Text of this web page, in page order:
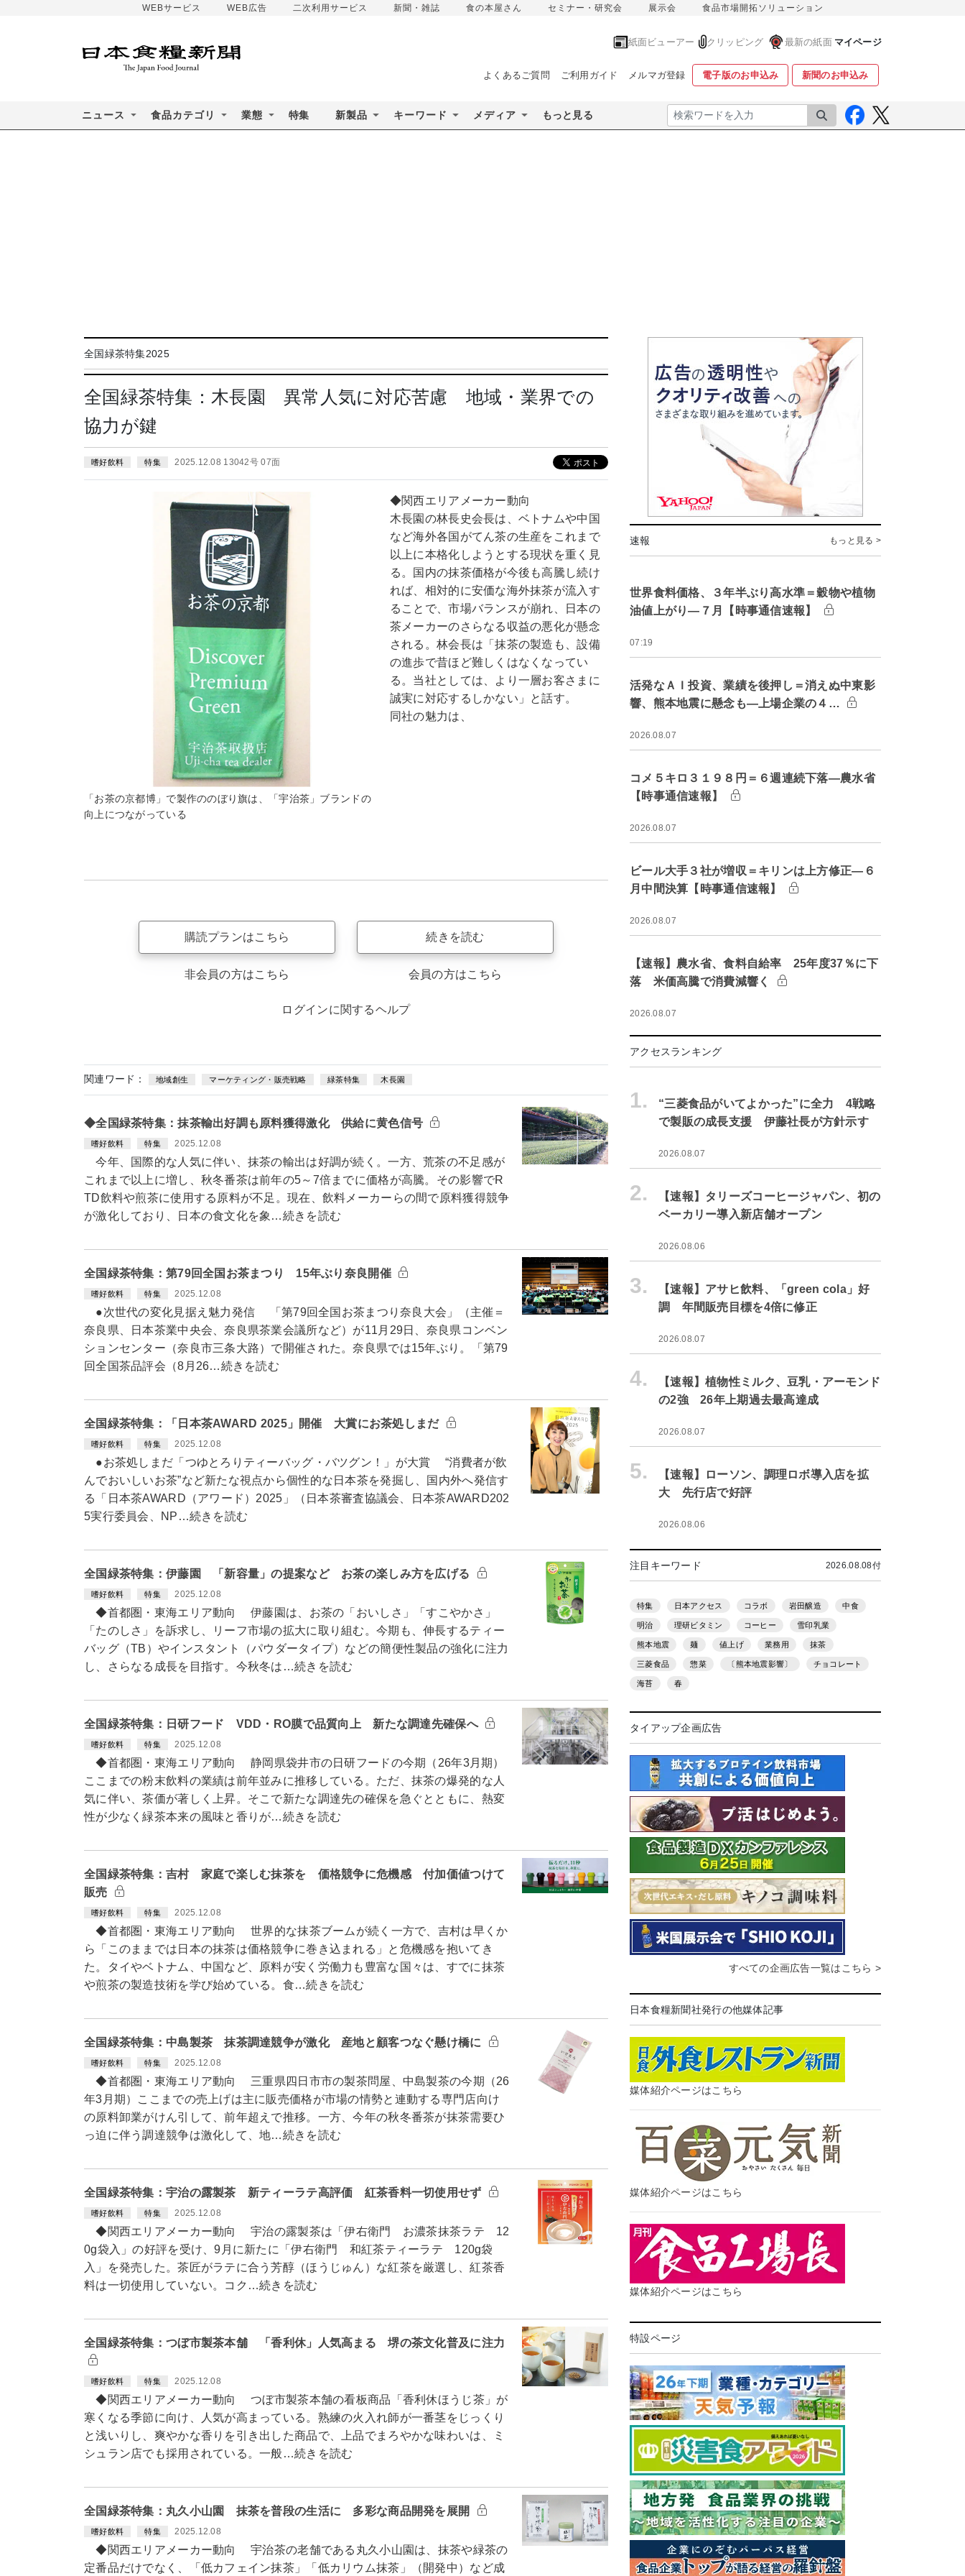
WEBサービス WEB広告 二次利用サービス 新聞・雑誌 食の本屋さん セミナー・研究会 展示会 食品市場開拓ソリューション
紙面ビューアー クリッピング 最新の紙面 マイページ
よくあるご質問 ご利用ガイド メルマガ登録 電子版のお申込み 新聞のお申込み
ニュース 食品カテゴリ 業態 特集 新製品 キーワード メディア もっと見る 検索
全国緑茶特集2025
全国緑茶特集：木長園 異常人気に対応苦慮 地域・業界での
協力が鍵
嗜好飲料 特集 2025.12.08 13042号 07面
「お茶の京都博」で製作ののぼり旗は、「宇治茶」ブランドの
向上につながっている
◆関西エリアメーカー動向
木長園の林長史会長は、ベトナムや中国
など海外各国がてん茶の生産をこれまで
以上に本格化しようとする現状を重く見
る。国内の抹茶価格が今後も高騰し続け
れば、相対的に安価な海外抹茶が流入す
ることで、市場バランスが崩れ、日本の
茶メーカーのさらなる収益の悪化が懸念
される。林会長は「抹茶の製造も、設備
の進歩で昔ほど難しくはなくなってい
る。当社としては、より一層お客さまに
誠実に対応するしかない」と話す。
同社の魅力は、
購読プランはこちら
非会員の方はこちら
続きを読む
会員の方はこちら
ログインに関するヘルプ
関連ワード： 地域創生 マーケティング・販売戦略 緑茶特集 木長園
◆全国緑茶特集：抹茶輸出好調も原料獲得激化 供給に黄色信号
嗜好飲料 特集 2025.12.08
今年、国際的な人気に伴い、抹茶の輸出は好調が続く。一方、荒茶の不足感が
これまで以上に増し、秋冬番茶は前年の5～7倍までに価格が高騰。その影響でR
TD飲料や煎茶に使用する原料が不足。現在、飲料メーカーらの間で原料獲得競争
が激化しており、日本の食文化を象…続きを読む
全国緑茶特集：第79回全国お茶まつり 15年ぶり奈良開催
嗜好飲料 特集 2025.12.08
●次世代の変化見据え魅力発信 「第79回全国お茶まつり奈良大会」（主催＝
奈良県、日本茶業中央会、奈良県茶業会議所など）が11月29日、奈良県コンベン
ションセンター（奈良市三条大路）で開催された。奈良県では15年ぶり。「第79
回全国茶品評会（8月26…続きを読む
全国緑茶特集：「日本茶AWARD 2025」開催 大賞にお茶処しまだ
嗜好飲料 特集 2025.12.08
●お茶処しまだ「つゆとろりティーバッグ・バツグン！」が大賞 “消費者が飲
んでおいしいお茶”など新たな視点から個性的な日本茶を発掘し、国内外へ発信す
る「日本茶AWARD（アワード）2025」（日本茶審査協議会、日本茶AWARD202
5実行委員会、NP…続きを読む
全国緑茶特集：伊藤園 「新容量」の提案など お茶の楽しみ方を広げる
嗜好飲料 特集 2025.12.08
◆首都圏・東海エリア動向 伊藤園は、お茶の「おいしさ」「すこやかさ」
「たのしさ」を訴求し、リーフ市場の拡大に取り組む。今期も、伸長するティー
バッグ（TB）やインスタント（パウダータイプ）などの簡便性製品の強化に注力
し、さらなる成長を目指す。今秋冬は…続きを読む
全国緑茶特集：日研フード VDD・RO膜で品質向上 新たな調達先確保へ
嗜好飲料 特集 2025.12.08
◆首都圏・東海エリア動向 静岡県袋井市の日研フードの今期（26年3月期）
ここまでの粉末飲料の業績は前年並みに推移している。ただ、抹茶の爆発的な人
気に伴い、茶価が著しく上昇。そこで新たな調達先の確保を急ぐとともに、熱変
性が少なく緑茶本来の風味と香りが…続きを読む
全国緑茶特集：吉村 家庭で楽しむ抹茶を 価格競争に危機感 付加価値つけて
販売
嗜好飲料 特集 2025.12.08
◆首都圏・東海エリア動向 世界的な抹茶ブームが続く一方で、吉村は早くか
ら「このままでは日本の抹茶は価格競争に巻き込まれる」と危機感を抱いてき
た。タイやベトナム、中国など、原料が安く労働力も豊富な国々は、すでに抹茶
や煎茶の製造技術を学び始めている。食…続きを読む
全国緑茶特集：中島製茶 抹茶調達競争が激化 産地と顧客つなぐ懸け橋に
嗜好飲料 特集 2025.12.08
◆首都圏・東海エリア動向 三重県四日市市の製茶問屋、中島製茶の今期（26
年3月期）ここまでの売上げは主に販売価格が市場の情勢と連動する専門店向け
の原料卸業がけん引して、前年超えで推移。一方、今年の秋冬番茶が抹茶需要ひ
っ迫に伴う調達競争は激化して、地…続きを読む
全国緑茶特集：宇治の露製茶 新ティーラテ高評価 紅茶香料一切使用せず
嗜好飲料 特集 2025.12.08
◆関西エリアメーカー動向 宇治の露製茶は「伊右衛門 お濃茶抹茶ラテ 12
0g袋入」の好評を受け、9月に新たに「伊右衛門 和紅茶ティーラテ 120g袋
入」を発売した。茶匠がラテに合う芳醇（ほうじゅん）な紅茶を厳選し、紅茶香
料は一切使用していない。コク…続きを読む
全国緑茶特集：つぼ市製茶本舗 「香利休」人気高まる 堺の茶文化普及に注力
嗜好飲料 特集 2025.12.08
◆関西エリアメーカー動向 つぼ市製茶本舗の看板商品「香利休ほうじ茶」が
寒くなる季節に向け、人気が高まっている。熟練の火入れ師が一番茎をじっくり
と浅いりし、爽やかな香りを引き出した商品で、上品でまろやかな味わいは、ミ
シュラン店でも採用されている。一般…続きを読む
全国緑茶特集：丸久小山園 抹茶を普段の生活に 多彩な商品開発を展開
嗜好飲料 特集 2025.12.08
◆関西エリアメーカー動向 宇治茶の老舗である丸久小山園は、抹茶や緑茶の
定番品だけでなく、「低カフェイン抹茶」「低カリウム抹茶」（開発中）など成
速報 もっと見る >
世界食料価格、３年半ぶり高水準＝穀物や植物
油値上がり―７月【時事通信速報】
07:19
活発なＡＩ投資、業績を後押し＝消えぬ中東影
響、熊本地震に懸念も―上場企業の４…
2026.08.07
コメ５キロ３１９８円＝６週連続下落―農水省
【時事通信速報】
2026.08.07
ビール大手３社が増収＝キリンは上方修正―６
月中間決算【時事通信速報】
2026.08.07
【速報】農水省、食料自給率 25年度37％に下
落 米価高騰で消費減響く
2026.08.07
アクセスランキング
1.
“三菱食品がいてよかった”に全力 4戦略
で製販の成長支援 伊藤社長が方針示す
2026.08.07
2.
【速報】タリーズコーヒージャパン、初の
ベーカリー導入新店舗オープン
2026.08.06
3.
【速報】アサヒ飲料、「green cola」好
調 年間販売目標を4倍に修正
2026.08.07
4.
【速報】植物性ミルク、豆乳・アーモンド
の2強 26年上期過去最高達成
2026.08.07
5.
【速報】ローソン、調理ロボ導入店を拡
大 先行店で好評
2026.08.06
注目キーワード 2026.08.08付
特集 日本アクセス コラボ 岩田醸造 中食
明治 理研ビタミン コーヒー 雪印乳業
熊本地震 麺 値上げ 業務用 抹茶
三菱食品 惣菜 〔熊本地震影響〕 チョコレート
海苔 春
タイアップ企画広告
すべての企画広告一覧はこちら >
日本食糧新聞社発行の他媒体記事
媒体紹介ページはこちら
媒体紹介ページはこちら
媒体紹介ページはこちら
特設ページ